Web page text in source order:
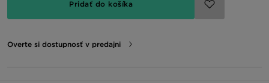
Pridať do košíka
Overte si dostupnosť v predajni